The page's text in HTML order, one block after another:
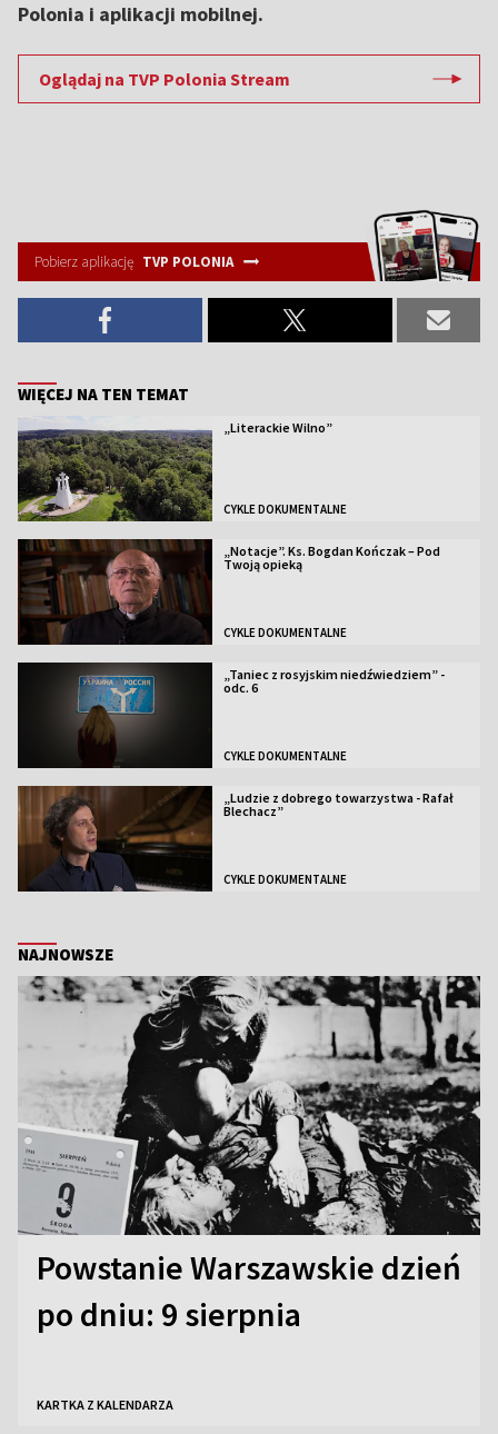
Polonia i aplikacji mobilnej.
Oglądaj na TVP Polonia Stream
Pobierz aplikację TVP POLONIA
WIĘCEJ NA TEN TEMAT
„Literackie Wilno”
CYKLE DOKUMENTALNE
„Notacje”. Ks. Bogdan Kończak – Pod
Twoją opieką
CYKLE DOKUMENTALNE
„Taniec z rosyjskim niedźwiedziem” -
odc. 6
CYKLE DOKUMENTALNE
„Ludzie z dobrego towarzystwa - Rafał
Blechacz”
CYKLE DOKUMENTALNE
NAJNOWSZE
Powstanie Warszawskie dzień
po dniu: 9 sierpnia
KARTKA Z KALENDARZA